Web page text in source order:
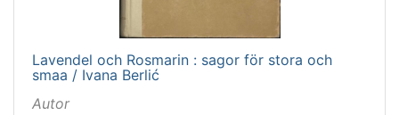
Lavendel och Rosmarin : sagor för stora och
smaa / Ivana Berlić
Autor